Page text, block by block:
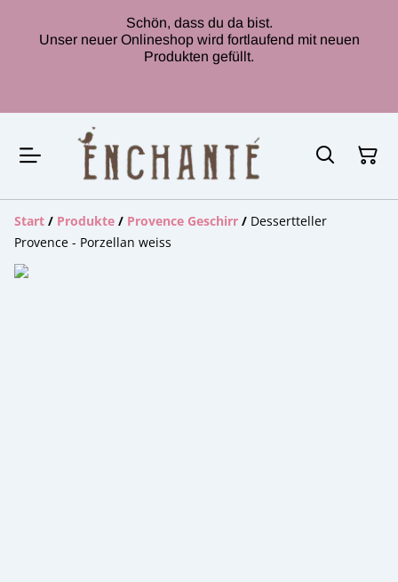
Schön, dass du da bist.
Unser neuer Onlineshop wird fortlaufend mit neuen
Produkten gefüllt.
Start / Produkte / Provence Geschirr / Dessertteller
Provence - Porzellan weiss